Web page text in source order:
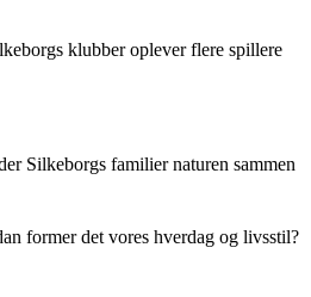
klubber oplever flere spillere
Silkeborgs familier naturen sammen
former det vores hverdag og livsstil?